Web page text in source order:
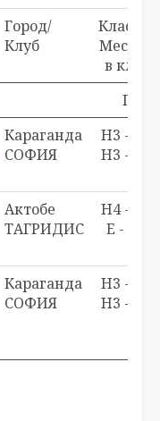
Город/
Клуб
Класс/
Место
в кл.
Караганда
СОФИЯ
H3 - 1
H3 - 1
Актобе
ТАГРИДИС
H4 - 2
E - 2
Караганда
СОФИЯ
H3 - 2
H3 - 2